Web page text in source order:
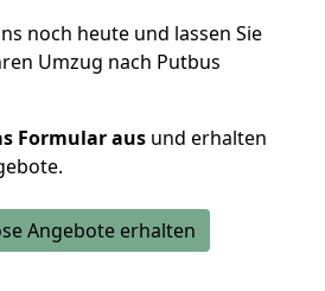
noch heute und lassen Sie
Umzug nach Putbus
Formular aus und erhalten
Angebote erhalten